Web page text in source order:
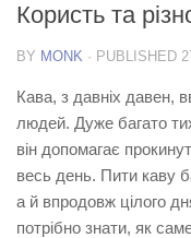
Користь та
BY MONK · PUBLISHED
Кава, з давніх давен,
людей. Дуже багато
він допомагає
весь день. Пити каву
а й впродовж цілого
потрібно знати, як